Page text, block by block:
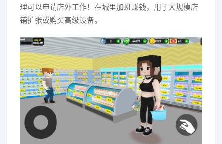
理可以申请店外工作！在城里加班赚钱，用于大规模店
铺扩张或购买高级设备。